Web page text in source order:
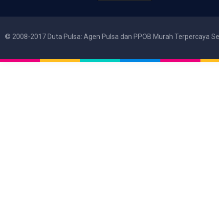
© 2008-2017 Duta Pulsa: Agen Pulsa dan PPOB Murah Terpercaya